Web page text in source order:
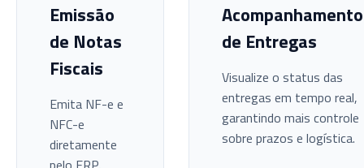
Emissão
de Notas
Fiscais
Emita NF-e e
NFC-e
diretamente
Acompanhamento
de Entregas
Visualize o status das
entregas em tempo real,
garantindo mais controle
sobre prazos e logística.